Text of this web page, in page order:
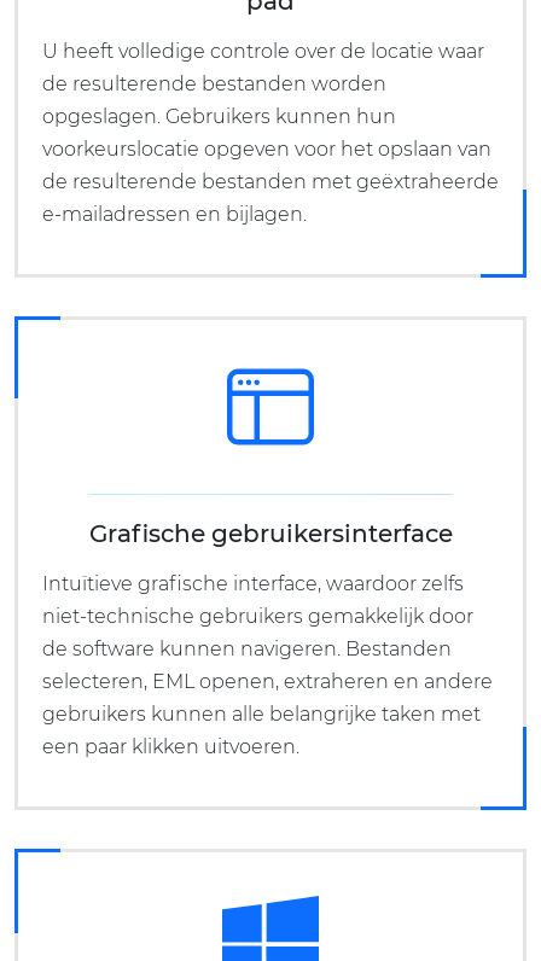
U heeft volledige controle over de locatie waar
de resulterende bestanden worden
opgeslagen. Gebruikers kunnen hun
voorkeurslocatie opgeven voor het opslaan van
de resulterende bestanden met geëxtraheerde
e-mailadressen en bijlagen.
Grafische gebruikersinterface
Intuïtieve grafische interface, waardoor zelfs
niet-technische gebruikers gemakkelijk door
de software kunnen navigeren. Bestanden
selecteren, EML openen, extraheren en andere
gebruikers kunnen alle belangrijke taken met
een paar klikken uitvoeren.